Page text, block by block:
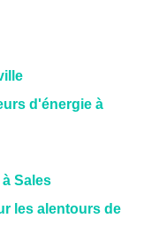
d'énergie à
Sales
les alentours de